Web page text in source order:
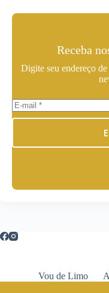
Receba
Digite seu endereço
Vou de Limo